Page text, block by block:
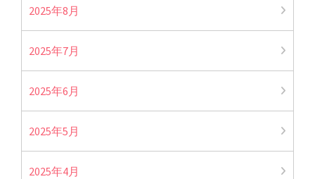
2025年8月
2025年7月
2025年6月
2025年5月
2025年4月